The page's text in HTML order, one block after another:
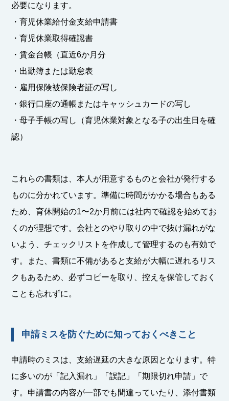
必要になります。
・育児休業給付金支給申請書
・育児休業取得確認書
・賃金台帳（直近6か月分
・出勤簿または勤怠表
・雇用保険被保険者証の写し
・銀行口座の通帳またはキャッシュカードの写し
・母子手帳の写し（育児休業対象となる子の出生日を確
認）
これらの書類は、本人が用意するものと会社が発行する
ものに分かれています。準備に時間がかかる場合もある
ため、育休開始の1〜2か月前には社内で確認を始めてお
くのが理想です。会社とのやり取りの中で抜け漏れがな
いよう、チェックリストを作成して管理するのも有効で
す。また、書類に不備があると支給が大幅に遅れるリス
クもあるため、必ずコピーを取り、控えを保管しておく
ことも忘れずに。
申請ミスを防ぐために知っておくべきこと
申請時のミスは、支給遅延の大きな原因となります。特
に多いのが「記入漏れ」「誤記」「期限切れ申請」で
す。申請書の内容が一部でも間違っていたり、添付書類